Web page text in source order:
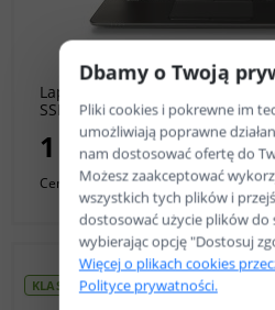
Laptop HP ZBook 15u G3 i7-
SSD+HDD | 15,6" 1920 x 1080 |
Professional [A]
1 359,00 zł
Cena netto:1 104,88 zł
do
KLASA A-
Dbamy o Twoją
Pliki cookies i pokrewne im
umożliwiają poprawne
nam dostosować ofertę do
Możesz zaakceptować
wszystkich tych plików i
dostosować użycie plików do
wybierając opcję "Dostosuj
Więcej o plikach cookies
Polityce prywatności.